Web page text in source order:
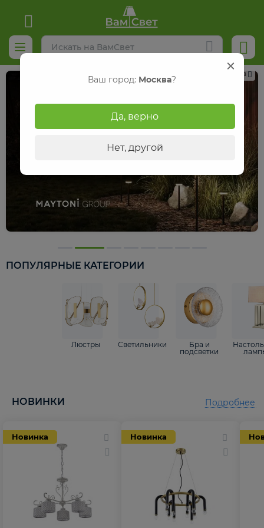
Реклама
ПОПУЛЯРНЫЕ КАТЕГОРИИ
Люстры Светильники
Бра и
подсветки
НОВИНКИ
Новинка Новинка
Подробнее
Ваш город: Москва?
Да, верно
Нет, другой